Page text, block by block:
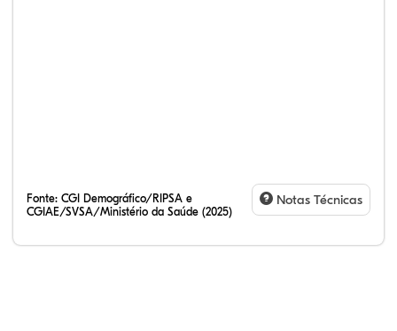
Fonte: CGI Demográfico/RIPSA e
CGIAE/SVSA/Ministério da Saúde (2025)
Notas Técnicas